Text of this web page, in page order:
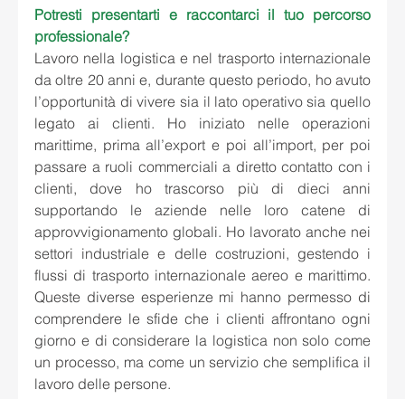
Potresti presentarti e raccontarci il tuo percorso
professionale?
Lavoro nella logistica e nel trasporto internazionale
da oltre 20 anni e, durante questo periodo, ho avuto
l’opportunità di vivere sia il lato operativo sia quello
legato ai clienti. Ho iniziato nelle operazioni
marittime, prima all’export e poi all’import, per poi
passare a ruoli commerciali a diretto contatto con i
clienti, dove ho trascorso più di dieci anni
supportando le aziende nelle loro catene di
approvvigionamento globali. Ho lavorato anche nei
settori industriale e delle costruzioni, gestendo i
flussi di trasporto internazionale aereo e marittimo.
Queste diverse esperienze mi hanno permesso di
comprendere le sfide che i clienti affrontano ogni
giorno e di considerare la logistica non solo come
un processo, ma come un servizio che semplifica il
lavoro delle persone.